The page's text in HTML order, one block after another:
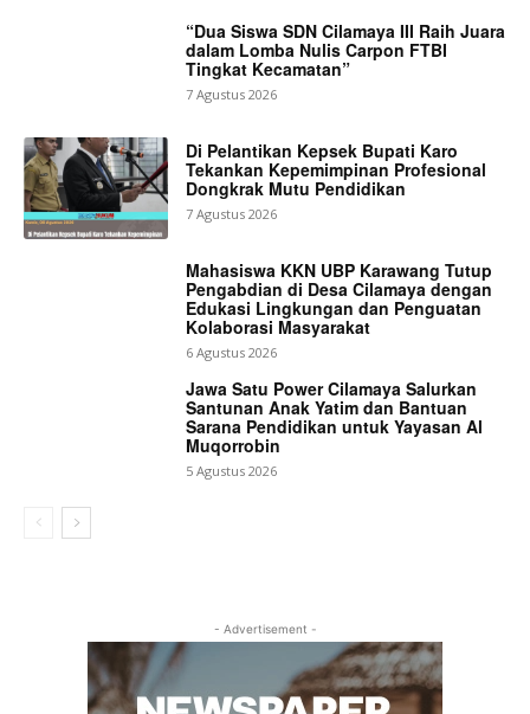
“Dua Siswa SDN Cilamaya III Raih Juara
dalam Lomba Nulis Carpon FTBI
Tingkat Kecamatan”
7 Agustus 2026
Di Pelantikan Kepsek Bupati Karo
Tekankan Kepemimpinan Profesional
Dongkrak Mutu Pendidikan
7 Agustus 2026
Mahasiswa KKN UBP Karawang Tutup
Pengabdian di Desa Cilamaya dengan
Edukasi Lingkungan dan Penguatan
Kolaborasi Masyarakat
6 Agustus 2026
Jawa Satu Power Cilamaya Salurkan
Santunan Anak Yatim dan Bantuan
Sarana Pendidikan untuk Yayasan Al
Muqorrobin
5 Agustus 2026
- Advertisement -